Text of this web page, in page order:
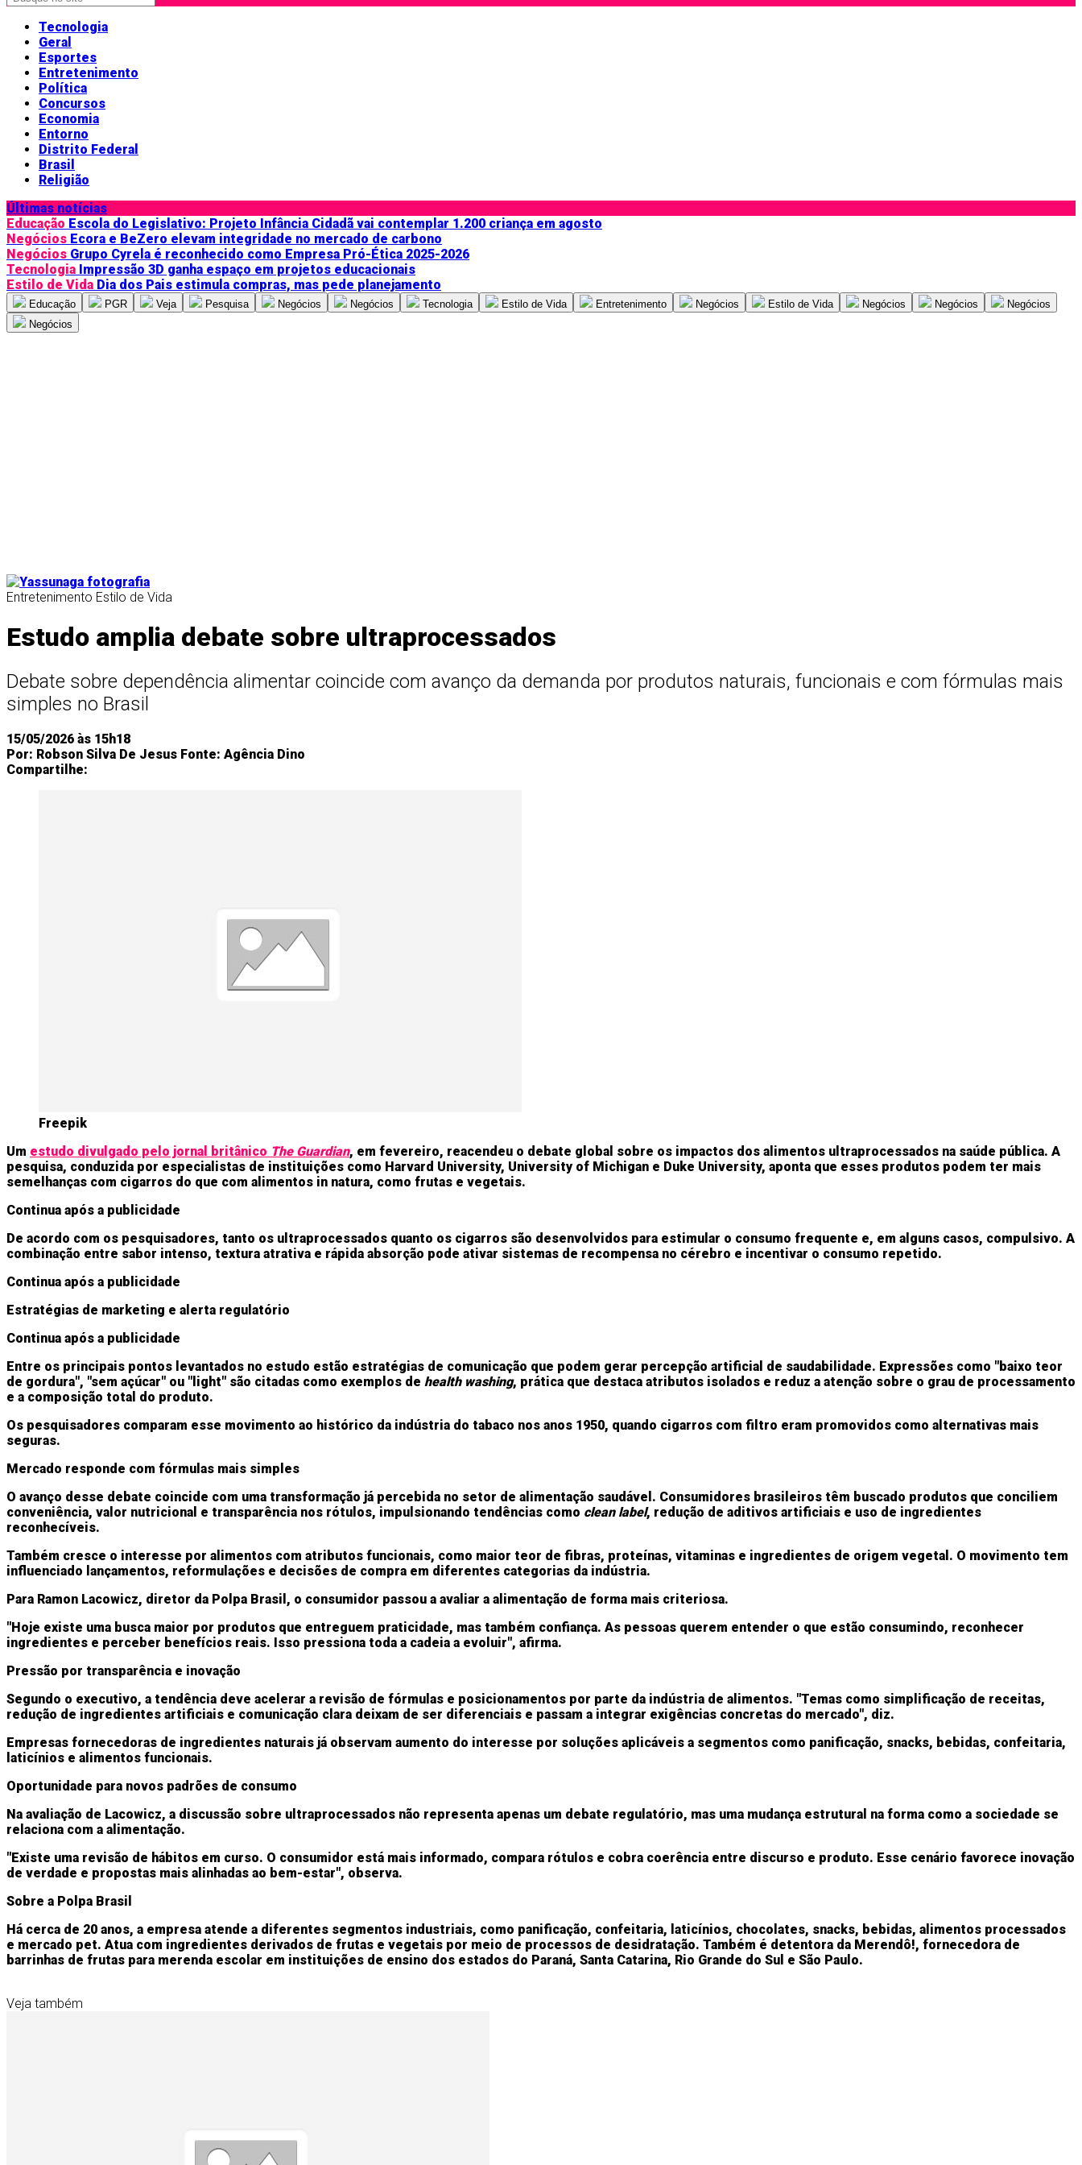
Tecnologia
Geral
Esportes
Entretenimento
Política
Concursos
Economia
Entorno
Distrito Federal
Brasil
Religião
Últimas notícias
Educação Escola do Legislativo: Projeto Infância Cidadã vai contemplar 1.200 criança em agosto
Negócios Ecora e BeZero elevam integridade no mercado de carbono
Negócios Grupo Cyrela é reconhecido como Empresa Pró-Ética 2025-2026
Tecnologia Impressão 3D ganha espaço em projetos educacionais
Estilo de Vida Dia dos Pais estimula compras, mas pede planejamento
Educação PGR Veja Pesquisa Negócios Negócios Tecnologia Estilo de Vida Entretenimento Negócios Estilo de Vida Negócios Negócios
Negócios
Negócios
Entretenimento Estilo de Vida
Estudo amplia debate sobre ultraprocessados
Debate sobre dependência alimentar coincide com avanço da demanda por produtos naturais, funcionais e com fórmulas mais
simples no Brasil
15/05/2026 às 15h18
Por: Robson Silva De Jesus Fonte: Agência Dino
Compartilhe:
Freepik
Um estudo divulgado pelo jornal britânico The Guardian, em fevereiro, reacendeu o debate global sobre os impactos dos alimentos ultraprocessados na saúde pública. A
pesquisa, conduzida por especialistas de instituições como Harvard University, University of Michigan e Duke University, aponta que esses produtos podem ter mais
semelhanças com cigarros do que com alimentos in natura, como frutas e vegetais.
Continua após a publicidade
De acordo com os pesquisadores, tanto os ultraprocessados quanto os cigarros são desenvolvidos para estimular o consumo frequente e, em alguns casos, compulsivo. A
combinação entre sabor intenso, textura atrativa e rápida absorção pode ativar sistemas de recompensa no cérebro e incentivar o consumo repetido.
Continua após a publicidade
Estratégias de marketing e alerta regulatório
Continua após a publicidade
Entre os principais pontos levantados no estudo estão estratégias de comunicação que podem gerar percepção artificial de saudabilidade. Expressões como "baixo teor
de gordura", "sem açúcar" ou "light" são citadas como exemplos de health washing, prática que destaca atributos isolados e reduz a atenção sobre o grau de processamento
e a composição total do produto.
Os pesquisadores comparam esse movimento ao histórico da indústria do tabaco nos anos 1950, quando cigarros com filtro eram promovidos como alternativas mais
seguras.
Mercado responde com fórmulas mais simples
O avanço desse debate coincide com uma transformação já percebida no setor de alimentação saudável. Consumidores brasileiros têm buscado produtos que conciliem
conveniência, valor nutricional e transparência nos rótulos, impulsionando tendências como clean label, redução de aditivos artificiais e uso de ingredientes
reconhecíveis.
Também cresce o interesse por alimentos com atributos funcionais, como maior teor de fibras, proteínas, vitaminas e ingredientes de origem vegetal. O movimento tem
influenciado lançamentos, reformulações e decisões de compra em diferentes categorias da indústria.
Para Ramon Lacowicz, diretor da Polpa Brasil, o consumidor passou a avaliar a alimentação de forma mais criteriosa.
"Hoje existe uma busca maior por produtos que entreguem praticidade, mas também confiança. As pessoas querem entender o que estão consumindo, reconhecer
ingredientes e perceber benefícios reais. Isso pressiona toda a cadeia a evoluir", afirma.
Pressão por transparência e inovação
Segundo o executivo, a tendência deve acelerar a revisão de fórmulas e posicionamentos por parte da indústria de alimentos. "Temas como simplificação de receitas,
redução de ingredientes artificiais e comunicação clara deixam de ser diferenciais e passam a integrar exigências concretas do mercado", diz.
Empresas fornecedoras de ingredientes naturais já observam aumento do interesse por soluções aplicáveis a segmentos como panificação, snacks, bebidas, confeitaria,
laticínios e alimentos funcionais.
Oportunidade para novos padrões de consumo
Na avaliação de Lacowicz, a discussão sobre ultraprocessados não representa apenas um debate regulatório, mas uma mudança estrutural na forma como a sociedade se
relaciona com a alimentação.
"Existe uma revisão de hábitos em curso. O consumidor está mais informado, compara rótulos e cobra coerência entre discurso e produto. Esse cenário favorece inovação
de verdade e propostas mais alinhadas ao bem-estar", observa.
Sobre a Polpa Brasil
Há cerca de 20 anos, a empresa atende a diferentes segmentos industriais, como panificação, confeitaria, laticínios, chocolates, snacks, bebidas, alimentos processados
e mercado pet. Atua com ingredientes derivados de frutas e vegetais por meio de processos de desidratação. Também é detentora da Merendô!, fornecedora de
barrinhas de frutas para merenda escolar em instituições de ensino dos estados do Paraná, Santa Catarina, Rio Grande do Sul e São Paulo.
Veja também